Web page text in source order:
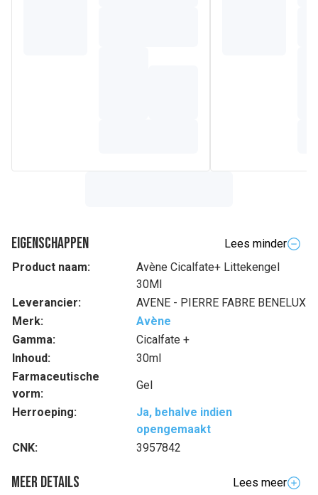
Eigenschappen
Lees minder
Product naam:
Avène Cicalfate+ Littekengel
30Ml
Leverancier:
AVENE - PIERRE FABRE BENELUX
Merk:
Avène
Gamma:
Cicalfate +
Inhoud:
30ml
Farmaceutische
vorm:
Gel
Herroeping:
Ja, behalve indien
opengemaakt
CNK:
3957842
Meer details
Lees meer